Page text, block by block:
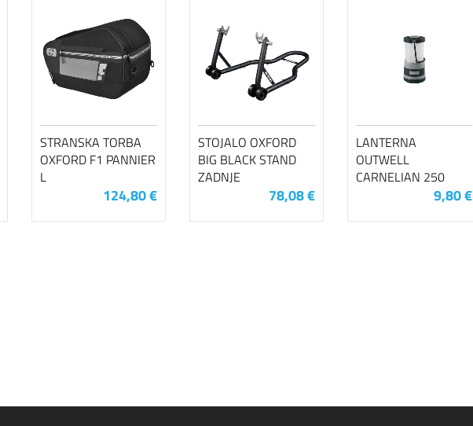
STRANSKA TORBA
OXFORD F1 PANNIER
L
124,80 €
STOJALO OXFORD
BIG BLACK STAND
ZADNJE
78,08 €
LANTERNA
OUTWELL
CARNELIAN 250
9,80 €